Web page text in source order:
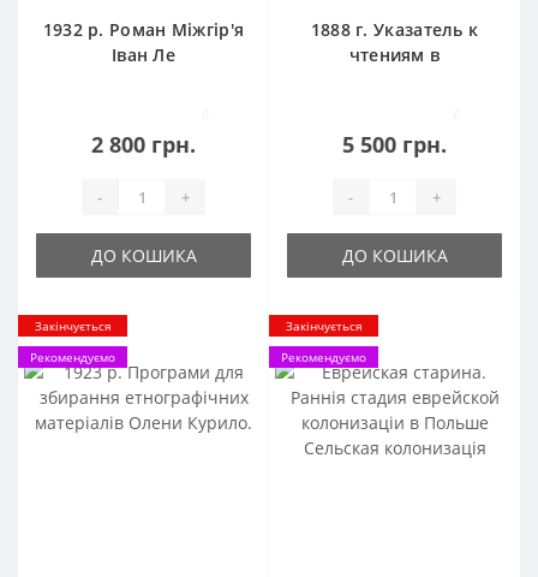
1932 р. Роман Міжгір'я
Іван Ле
2 800 грн.
- +
ДО КОШИКА
1888 г. Указатель к
чтениям в
5 500 грн.
- +
ДО КОШИКА
Закінчується
Рекомендуємо
Закінчується
Рекомендуємо